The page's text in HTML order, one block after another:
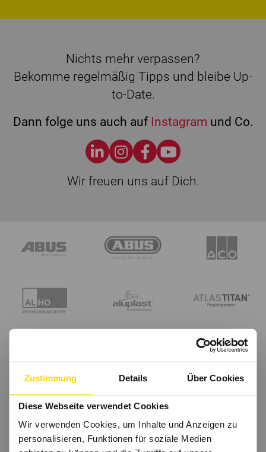
Zustimmung Details Über Cookies
Diese Webseite verwendet Cookies
Wir verwenden Cookies, um Inhalte und Anzeigen zu
personalisieren, Funktionen für soziale Medien
Nichts mehr verpassen?
Bekomme regelmäßig Tipps und bleibe Up-
to-Date.
Dann folge uns auch auf Instagram und Co.
Wir freuen uns auf Dich.